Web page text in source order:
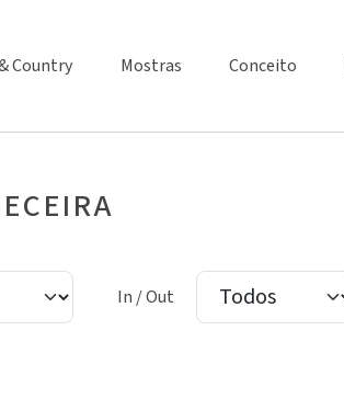
Country Mostras Conceito
In / Out